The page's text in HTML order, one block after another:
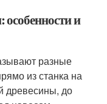
особенности и
разные
из станка на
древесины, до